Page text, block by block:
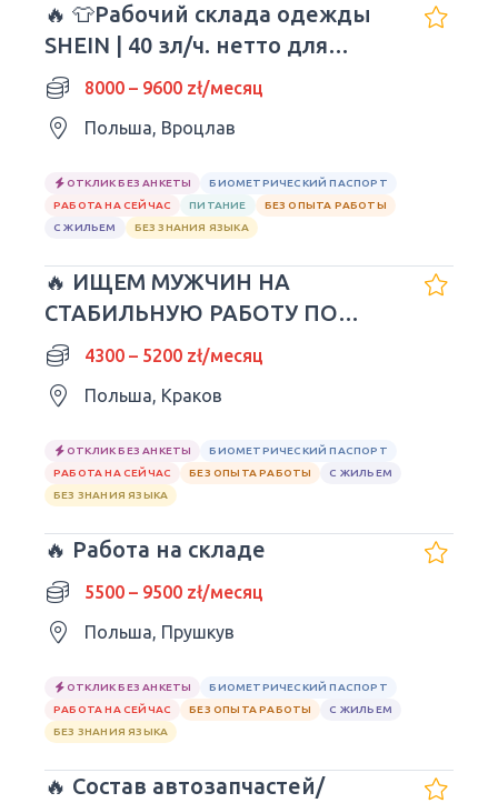
🔥 👕Рабочий склада одежды
SHEIN | 40 зл/ч. нетто для
молодежи!
8000 – 9600 zł/месяц
Польша, Вроцлав
ОТКЛИК БЕЗ АНКЕТЫ
БИОМЕТРИЧЕСКИЙ ПАСПОРТ
РАБОТА НА СЕЙЧАС
ПИТАНИЕ
БЕЗ ОПЫТА РАБОТЫ
С ЖИЛЬЕМ
БЕЗ ЗНАНИЯ ЯЗЫКА
🔥 ИЩЕМ МУЖЧИН НА
СТАБИЛЬНУЮ РАБОТУ ПО
UMOWA O PRACĘ! KRAKÓW
4300 – 5200 zł/месяц
Польша, Краков
ОТКЛИК БЕЗ АНКЕТЫ
БИОМЕТРИЧЕСКИЙ ПАСПОРТ
РАБОТА НА СЕЙЧАС
БЕЗ ОПЫТА РАБОТЫ
С ЖИЛЬЕМ
БЕЗ ЗНАНИЯ ЯЗЫКА
🔥 Работа на складе
5500 – 9500 zł/месяц
Польша, Прушкув
ОТКЛИК БЕЗ АНКЕТЫ
БИОМЕТРИЧЕСКИЙ ПАСПОРТ
РАБОТА НА СЕЙЧАС
БЕЗ ОПЫТА РАБОТЫ
С ЖИЛЬЕМ
БЕЗ ЗНАНИЯ ЯЗЫКА
🔥 Состав автозапчастей/